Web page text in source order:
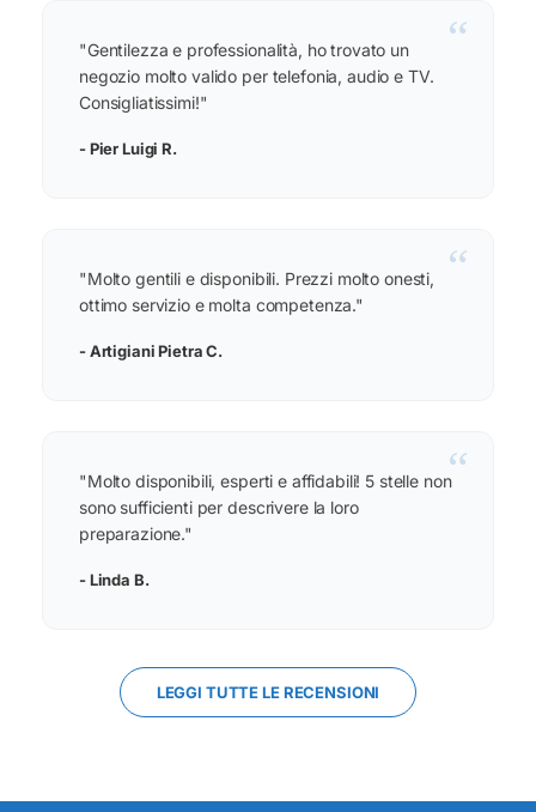
“
"Gentilezza e professionalità, ho trovato un
negozio molto valido per telefonia, audio e TV.
Consigliatissimi!"
- Pier Luigi R.
“
"Molto gentili e disponibili. Prezzi molto onesti,
ottimo servizio e molta competenza."
- Artigiani Pietra C.
“
"Molto disponibili, esperti e affidabili! 5 stelle non
sono sufficienti per descrivere la loro
preparazione."
- Linda B.
LEGGI TUTTE LE RECENSIONI